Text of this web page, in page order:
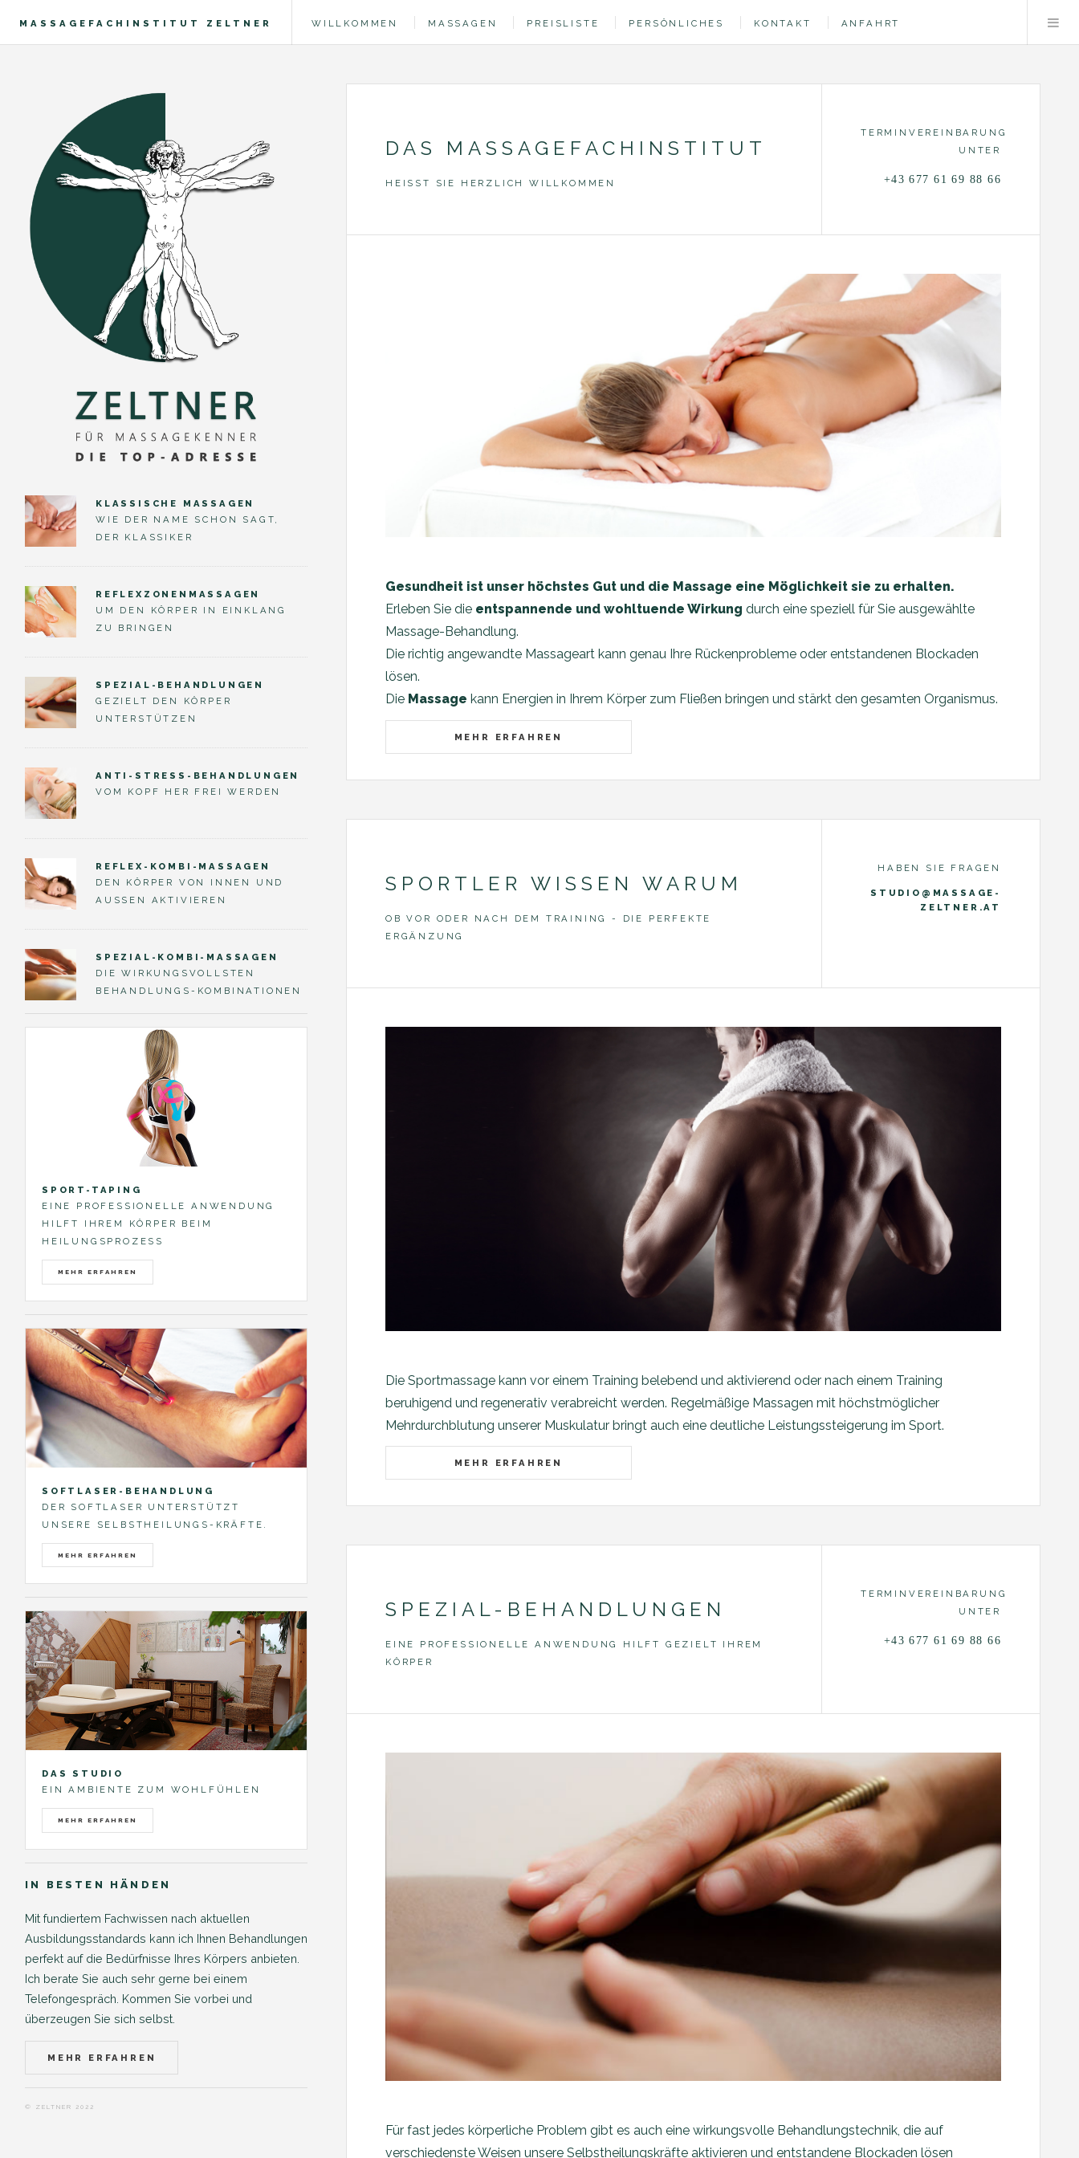
MASSAGEFACHINSTITUT ZELTNER WILLKOMMEN MASSAGEN PREISLISTE PERSÖNLICHES KONTAKT ANFAHRT
DAS MASSAGEFACHINSTITUT
HEISST SIE HERZLICH WILLKOMMEN
TERMINVEREINBARUNG
UNTER
+43 677 61 69 88 66
Gesundheit ist unser höchstes Gut und die Massage eine Möglichkeit sie zu erhalten.
Erleben Sie die entspannende und wohltuende Wirkung durch eine speziell für Sie ausgewählte
Massage-Behandlung.
Die richtig angewandte Massageart kann genau Ihre Rückenprobleme oder entstandenen Blockaden
lösen.
Die Massage kann Energien in Ihrem Körper zum Fließen bringen und stärkt den gesamten Organismus.
MEHR ERFAHREN
SPORTLER WISSEN WARUM
OB VOR ODER NACH DEM TRAINING - DIE PERFEKTE
ERGÄNZUNG
HABEN SIE FRAGEN
STUDIO@MASSAGE-
ZELTNER.AT
Die Sportmassage kann vor einem Training belebend und aktivierend oder nach einem Training
beruhigend und regenerativ verabreicht werden. Regelmäßige Massagen mit höchstmöglicher
Mehrdurchblutung unserer Muskulatur bringt auch eine deutliche Leistungssteigerung im Sport.
MEHR ERFAHREN
SPEZIAL-BEHANDLUNGEN
EINE PROFESSIONELLE ANWENDUNG HILFT GEZIELT IHREM
KÖRPER
TERMINVEREINBARUNG
UNTER
+43 677 61 69 88 66
Für fast jedes körperliche Problem gibt es auch eine wirkungsvolle Behandlungstechnik, die auf
verschiedenste Weisen unsere Selbstheilungskräfte aktivieren und entstandene Blockaden lösen
KLASSISCHE MASSAGEN
WIE DER NAME SCHON SAGT,
DER KLASSIKER
REFLEXZONENMASSAGEN
UM DEN KÖRPER IN EINKLANG
ZU BRINGEN
SPEZIAL-BEHANDLUNGEN
GEZIELT DEN KÖRPER
UNTERSTÜTZEN
ANTI-STRESS-BEHANDLUNGEN
VOM KOPF HER FREI WERDEN
REFLEX-KOMBI-MASSAGEN
DEN KÖRPER VON INNEN UND
AUSSEN AKTIVIEREN
SPEZIAL-KOMBI-MASSAGEN
DIE WIRKUNGSVOLLSTEN
BEHANDLUNGS-KOMBINATIONEN
SPORT-TAPING
EINE PROFESSIONELLE ANWENDUNG
HILFT IHREM KÖRPER BEIM
HEILUNGSPROZESS
MEHR ERFAHREN
SOFTLASER-BEHANDLUNG
DER SOFTLASER UNTERSTÜTZT
UNSERE SELBSTHEILUNGS-KRÄFTE.
MEHR ERFAHREN
DAS STUDIO
EIN AMBIENTE ZUM WOHLFÜHLEN
MEHR ERFAHREN
IN BESTEN HÄNDEN
Mit fundiertem Fachwissen nach aktuellen
Ausbildungsstandards kann ich Ihnen Behandlungen
perfekt auf die Bedürfnisse Ihres Körpers anbieten.
Ich berate Sie auch sehr gerne bei einem
Telefongespräch. Kommen Sie vorbei und
überzeugen Sie sich selbst.
MEHR ERFAHREN
© ZELTNER 2022